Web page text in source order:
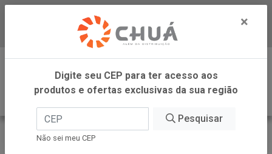
Baixe já nosso APP
0
INÍCIO
PERFETTI
×
Digite seu CEP para ter acesso aos
produtos e ofertas exclusivas da sua região
Pesquisar
Não sei meu CEP